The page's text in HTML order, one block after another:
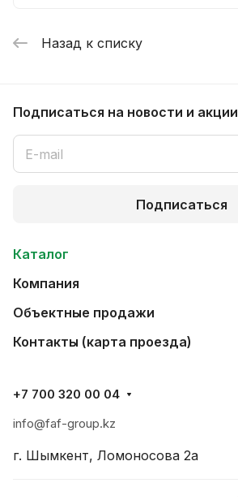
Назад к списку
Подписаться на новости и акции
Подписаться
Каталог
Компания
Объектные продажи
Контакты (карта проезда)
+7 700 320 00 04
info@faf-group.kz
г. Шымкент, Ломоносова 2а